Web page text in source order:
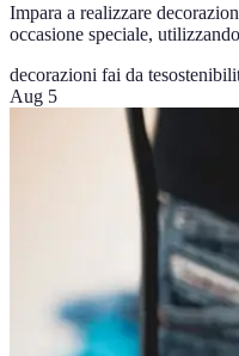
Impara a realizzare
occasione speciale,
decorazioni fai da te
Aug 5